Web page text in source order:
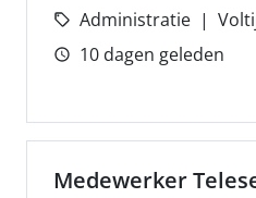
Administratie
10 dagen geleden
Medewerker